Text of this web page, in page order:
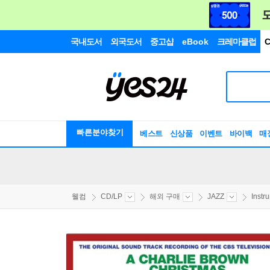
국내도서 외국도서 중고샵 eBook 크레마클럽
빠른분야찾기 베스트 신상품 이벤트 바이백 매
웰컴 CD/LP 해외 구매 JAZZ